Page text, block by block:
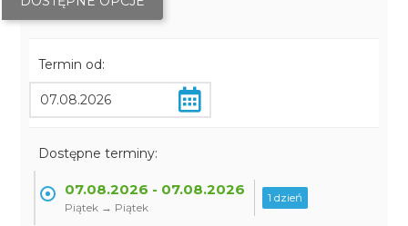
Termin od:
Dostępne terminy:
07.08.2026 - 07.08.2026
Piątek → Piątek
1 dzień